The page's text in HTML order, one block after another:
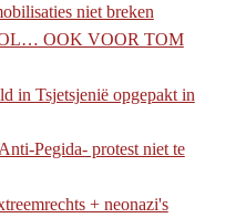
niet breken
OOK VOOR TOM
in Tsjetsjenië opgepakt in
Pegida- protest niet te
+ neonazi's